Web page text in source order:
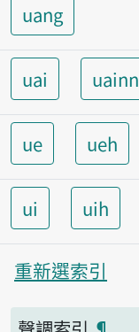
uang
uai uainn
ue ueh
ui uih
重新選索引